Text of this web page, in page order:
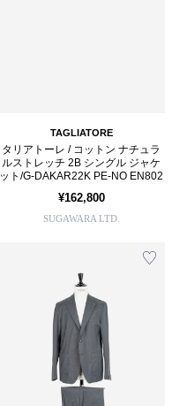
TAGLIATORE
タリアトーレ / コットン ナチュラ
ルストレッチ 2B シングル ジャケ
ット/G-DAKAR22K PE-NO EN802
¥162,800
SUGAWARA LTD.